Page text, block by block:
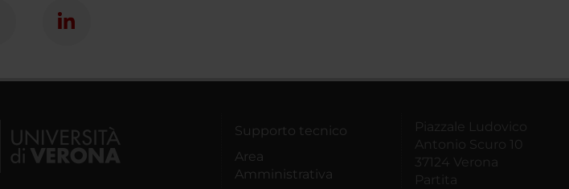
Supporto tecnico
Area
Amministrativa
Piazzale Ludovico
Antonio Scuro 10
37124 Verona
Partita